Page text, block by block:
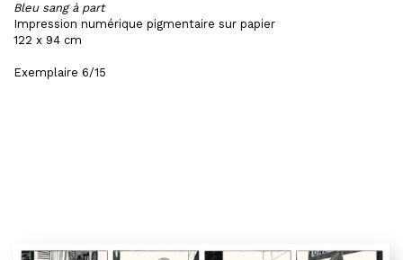
Bleu sang à part
Impression numérique pigmentaire sur papier
122 x 94 cm
Exemplaire 6/15